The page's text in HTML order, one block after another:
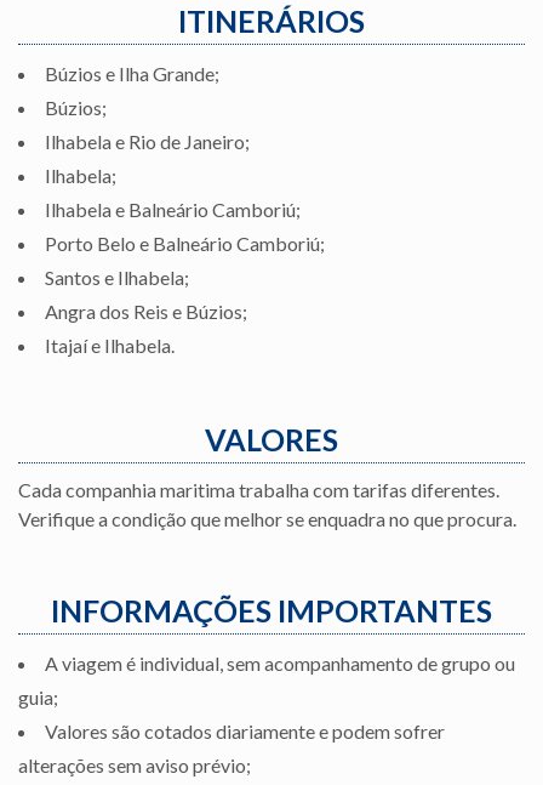
ITINERÁRIOS
Búzios e Ilha Grande;
Búzios;
Ilhabela e Rio de Janeiro;
Ilhabela;
Ilhabela e Balneário Camboriú;
Porto Belo e Balneário Camboriú;
Santos e Ilhabela;
Angra dos Reis e Búzios;
Itajaí e Ilhabela.
VALORES
Cada companhia maritima trabalha com tarifas diferentes.
Verifique a condição que melhor se enquadra no que procura.
INFORMAÇÕES IMPORTANTES
A viagem é individual, sem acompanhamento de grupo ou
guia;
Valores são cotados diariamente e podem sofrer
alterações sem aviso prévio;